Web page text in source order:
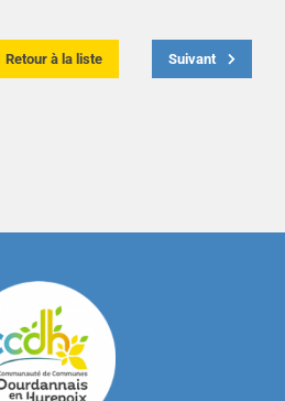
Retour à la liste Suivant